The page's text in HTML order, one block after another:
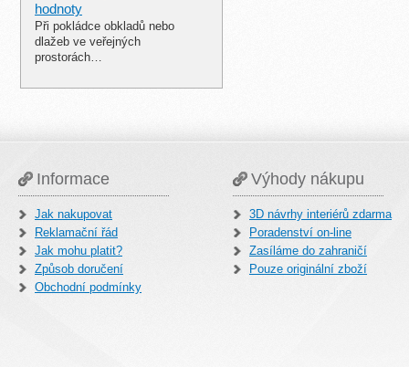
hodnoty
Při pokládce obkladů nebo
dlažeb ve veřejných
prostorách…
Informace
Jak nakupovat
Reklamační řád
Jak mohu platit?
Způsob doručení
Obchodní podmínky
Výhody nákupu
3D návrhy interiérů zdarma
Poradenství on-line
Zasíláme do zahraničí
Pouze originální zboží